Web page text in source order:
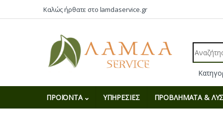
Skip to navigation
Skip to contentΚαλώς ήρθατε στο lamdaservice.gr
Search
ΠΡΟΪΟΝΤΑ ΥΠΗΡΕΣΙΕΣ ΠΡΟΒΛΗΜΑΤΑ &